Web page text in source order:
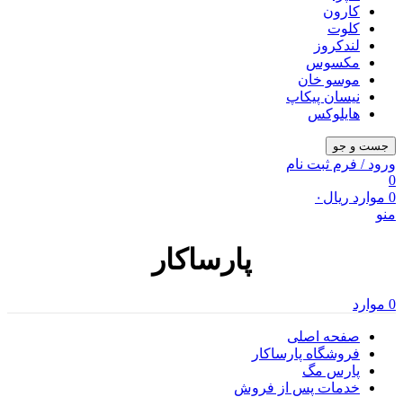
کارون
کلوت
لندکروز
مکسوس
موسو خان
نیسان پیکاپ
هایلوکس
جست و جو
ورود / فرم ثبت نام
0
0 موارد ریال ۰
منو
پارساکار
0 موارد
صفحه اصلی
فروشگاه پارساکار
پارس مگ
خدمات پس از فروش